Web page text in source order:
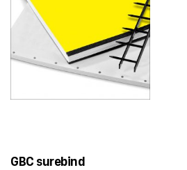
GBC surebind